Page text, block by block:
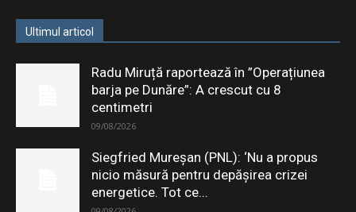
Ultimul articol
Radu Miruță raportează în ”Operațiunea
barja pe Dunăre”: A crescut cu 8
centimetri
09/08/2026
Siegfried Mureșan (PNL): ‘Nu a propus
nicio măsură pentru depăşirea crizei
energetice. Tot ce...